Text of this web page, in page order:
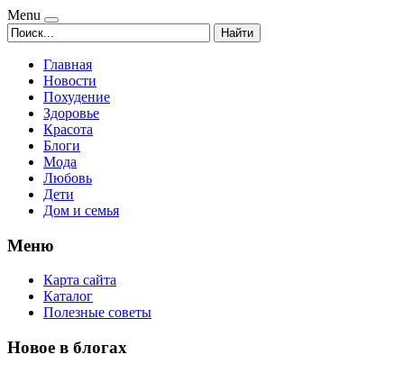
Menu
Найти
Главная
Новости
Похудение
Здоровье
Красота
Блоги
Мода
Любовь
Дети
Дом и семья
Меню
Карта сайта
Каталог
Полезные советы
Новое в блогах